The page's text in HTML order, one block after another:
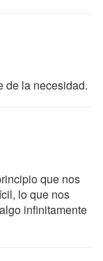
de la necesidad.
que nos
lo que nos
infinitamente